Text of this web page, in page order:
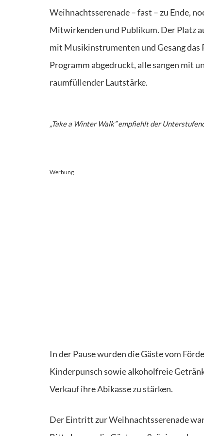
Weihnachtsserenade – fast – zu Ende,
Mitwirkenden und Publikum. Der Platz
mit Musikinstrumenten und Gesang
Programm abgedruckt, alle sangen mit
raumfüllender Lautstärke.
„Take a Winter Walk” empfiehlt der
Werbung
In der Pause wurden die Gäste vom
Kinderpunsch sowie alkoholfreie
Verkauf ihre Abikasse zu stärken.
Der Eintritt zur Weihnachtsserenade